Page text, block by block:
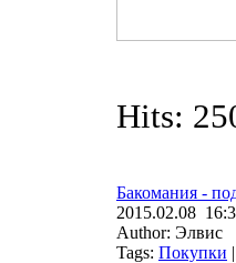
Hits:
Бакомания -
2015.02.08
Author: Элвис
Tags: Покупки |